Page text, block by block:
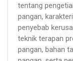
tentang
pangan,
penyebab
teknik terapan
pangan, bahan